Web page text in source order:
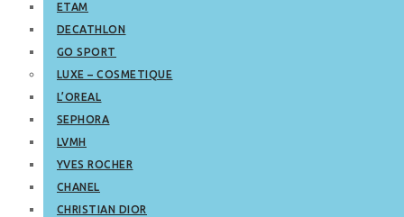
ETAM
DECATHLON
GO SPORT
LUXE – COSMETIQUE
L’OREAL
SEPHORA
LVMH
YVES ROCHER
CHANEL
CHRISTIAN DIOR